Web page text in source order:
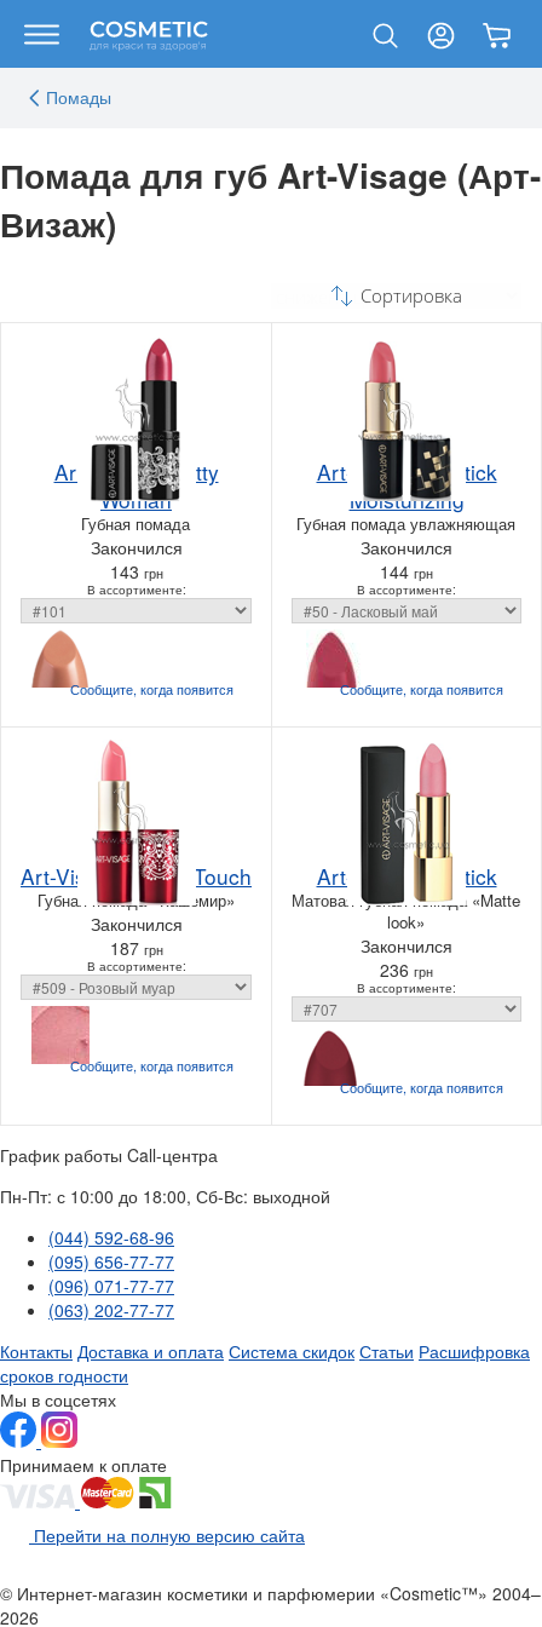
Помады
Помада для губ Art-Visage (Арт-
Визаж)
Сортировка
Art-Visage Pretty
Woman
Губная помада
Закончился
143 грн
В ассортименте:
Сообщите, когдапоявится
Art-Visage Lipstick
Moisturizing
Губная помада увлажняющая
Закончился
144 грн
В ассортименте:
Сообщите, когдапоявится
Art-Visage Velvet Touch
Губная помада «Кашемир»
Закончился
187 грн
В ассортименте:
Сообщите, когдапоявится
Art-Visage Lipstick
Матовая губная помада «Matte
look»
Закончился
236 грн
В ассортименте:
Сообщите, когдапоявится
График работы Call-центра
Пн-Пт: с 10:00 до 18:00, Сб-Вс: выходной
(044) 592-68-96
(095) 656-77-77
(096) 071-77-77
(063) 202-77-77
Контакты Доставка и оплата Система скидок Статьи Расшифровка
сроков годности
Мы в соцсетях
Принимаем к оплате
Перейти на полную версию сайта
© Интернет-магазин косметики и парфюмерии «Cosmetic™» 2004–
2026